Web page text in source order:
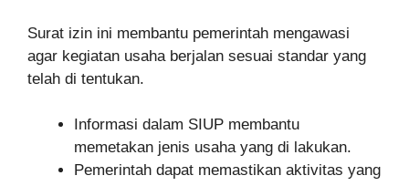
Surat izin ini membantu pemerintah mengawasi
agar kegiatan usaha berjalan sesuai standar yang
telah di tentukan.
Informasi dalam SIUP membantu
memetakan jenis usaha yang di lakukan.
Pemerintah dapat memastikan aktivitas yang